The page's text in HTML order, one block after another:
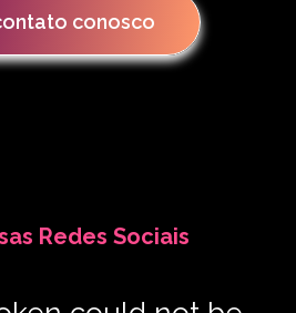
conosco
Redes Sociais